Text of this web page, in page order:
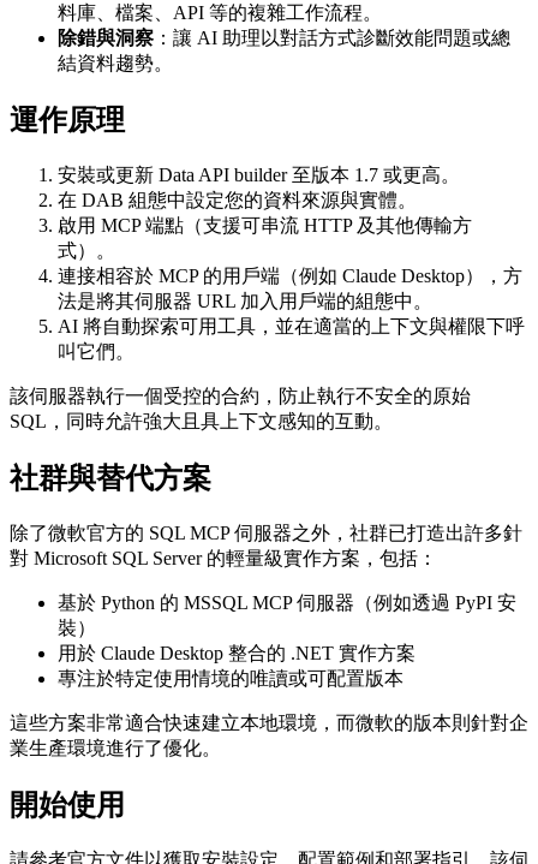
料庫、檔案、API 等的複雜工作流程。
除錯與洞察 ：讓 AI 助理以對話方式診斷效能問題或總
結資料趨勢。
運作原理
安裝或更新 Data API builder 至版本 1.7 或更高。
在 DAB 組態中設定您的資料來源與實體。
啟用 MCP 端點（支援可串流 HTTP 及其他傳輸方
式）。
連接相容於 MCP 的用戶端（例如 Claude Desktop），方
法是將其伺服器 URL 加入用戶端的組態中。
AI 將自動探索可用工具，並在適當的上下文與權限下呼
叫它們。
該伺服器執行一個受控的合約，防止執行不安全的原始
SQL，同時允許強大且具上下文感知的互動。
社群與替代方案
除了微軟官方的 SQL MCP 伺服器之外，社群已打造出許多針
對 Microsoft SQL Server 的輕量級實作方案，包括：
基於 Python 的 MSSQL MCP 伺服器（例如透過 PyPI 安
裝）
用於 Claude Desktop 整合的 .NET 實作方案
專注於特定使用情境的唯讀或可配置版本
這些方案非常適合快速建立本地環境，而微軟的版本則針對企
業生產環境進行了優化。
開始使用
請參考官方文件以獲取安裝設定、配置範例和部署指引。該伺